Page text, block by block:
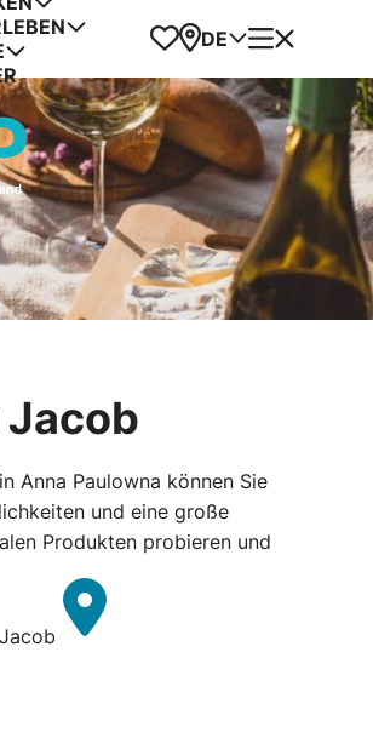
Favoriten
Karte
DE Menü
Jacob
Anna Paulowna können Sie
und eine große
Produkten probieren und